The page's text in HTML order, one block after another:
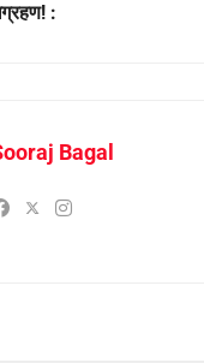
:
Bagal